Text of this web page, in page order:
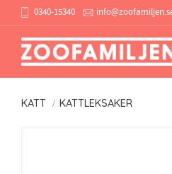
0340-15340
KATT KATTLEKSAKER